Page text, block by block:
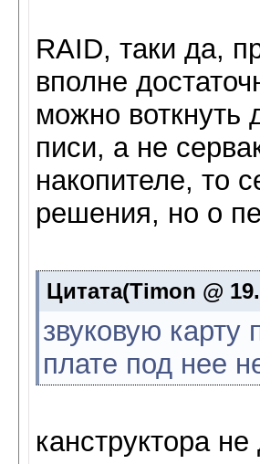
RAID, таки да,
вполне
можно воткнуть
писи, а не
накопителе, то
решения, но о
Цитата(Timon @
звуковую карту
плате под нее
канструктора